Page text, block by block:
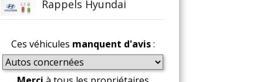
Rappels Hyundai
Ces véhicules manquent d'avis: